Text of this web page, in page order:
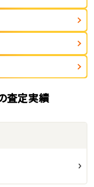
査定実績